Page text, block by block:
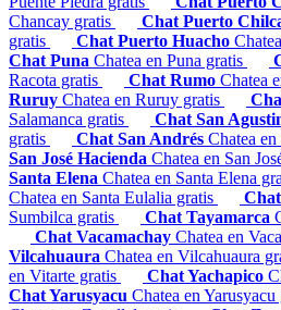
Chancay gratis
Chat Puerto
gratis
Chat Puerto Huacho
Chat Puna Chatea en Puna gratis
Racota gratis
Chat Rumo Chatea
Ruruy Chatea en Ruruy gratis
Salamanca gratis
Chat San
gratis
Chat San Andrés Chatea
San José Hacienda Chatea en San
Santa Elena Chatea en Santa Elena
Chatea en Santa Eulalia gratis
Sumbilca gratis
Chat Tayamarca
Chat Vacamachay Chatea en
Vilcahuaura Chatea en Vilcahuaura
en Vitarte gratis
Chat Yachapico
Chat Yarusyacu Chatea en Yarusyacu